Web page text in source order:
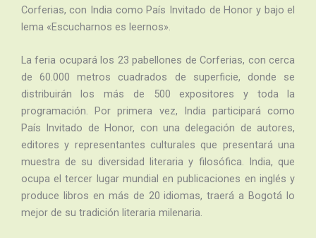
Corferias, con India como País Invitado de Honor y bajo el
lema «Escucharnos es leernos».
La feria ocupará los 23 pabellones de Corferias, con cerca
de 60.000 metros cuadrados de superficie, donde se
distribuirán los más de 500 expositores y toda la
programación. Por primera vez, India participará como
País Invitado de Honor, con una delegación de autores,
editores y representantes culturales que presentará una
muestra de su diversidad literaria y filosófica. India, que
ocupa el tercer lugar mundial en publicaciones en inglés y
produce libros en más de 20 idiomas, traerá a Bogotá lo
mejor de su tradición literaria milenaria.